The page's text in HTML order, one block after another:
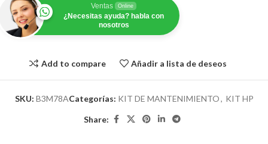
Ventas Online
¿Necesitas ayuda? habla con
nosotros
Add to compare Añadir a lista de deseos
SKU: B3M78ACategorías: KIT DE MANTENIMIENTO, KIT HP
Share: